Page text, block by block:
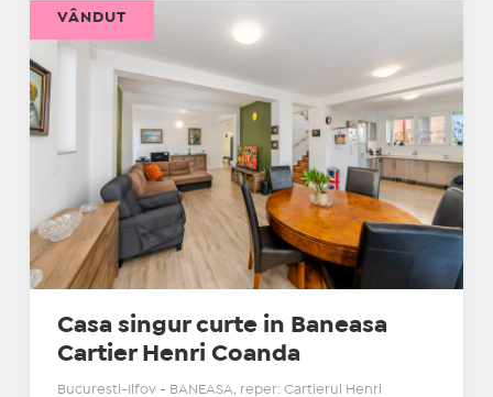
Casa singur curte in Baneasa
Cartier Henri Coanda
Bucuresti-Ilfov - BANEASA, reper: Cartierul Henri
VÂNDUT